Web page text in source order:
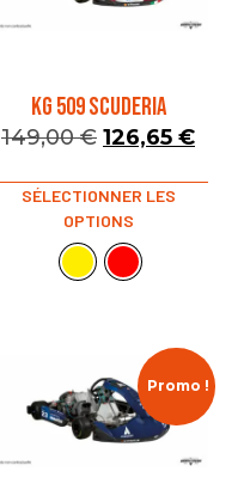
KG 509 SCUDERIA
149,00€ 126,65 €
SÉLECTIONNER LES
OPTIONS
Promo !